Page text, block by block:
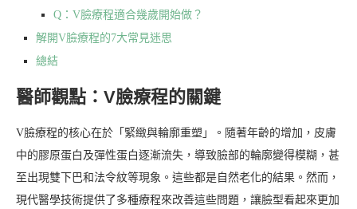
Q：V臉療程適合幾歲開始做？
解開V臉療程的7大常見迷思
總結
醫師觀點：V臉療程的關鍵
V臉療程的核心在於「緊緻與輪廓重塑」。隨著年齡的增加，皮膚
中的膠原蛋白及彈性蛋白逐漸流失，導致臉部的輪廓變得模糊，甚
至出現雙下巴和法令紋等現象。這些都是自然老化的結果。然而，
現代醫學技術提供了多種療程來改善這些問題，讓臉型看起來更加